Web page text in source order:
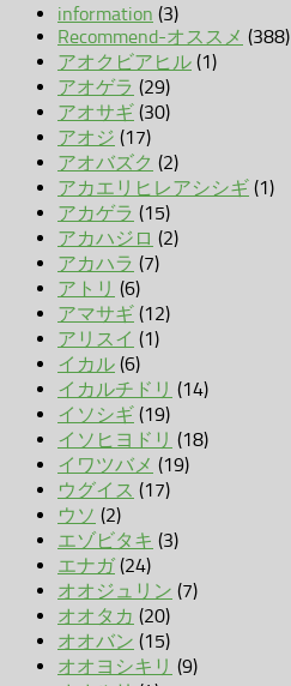
information (3)
Recommend-オススメ (388)
アオクビアヒル (1)
アオゲラ (29)
アオサギ (30)
アオジ (17)
アオバズク (2)
アカエリヒレアシシギ (1)
アカゲラ (15)
アカハジロ (2)
アカハラ (7)
アトリ (6)
アマサギ (12)
アリスイ (1)
イカル (6)
イカルチドリ (14)
イソシギ (19)
イソヒヨドリ (18)
イワツバメ (19)
ウグイス (17)
ウソ (2)
エゾビタキ (3)
エナガ(24)
オオジュリン (7)
オオタカ (20)
オオバン (15)
オオヨシキリ (9)